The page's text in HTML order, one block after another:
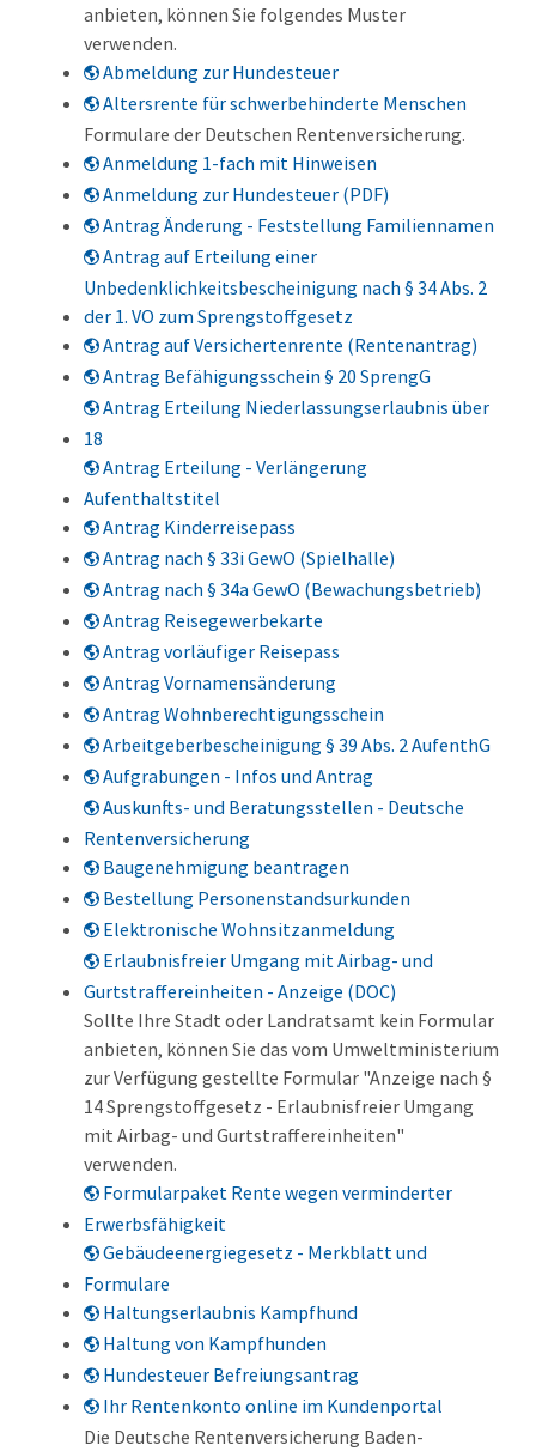
anbieten, können Sie folgendes Muster
verwenden.
Abmeldung zur Hundesteuer
Altersrente für schwerbehinderte Menschen
Formulare der Deutschen Rentenversicherung.
Anmeldung 1-fach mit Hinweisen
Anmeldung zur Hundesteuer (PDF)
Antrag Änderung - Feststellung Familiennamen
Antrag auf Erteilung einer
Unbedenklichkeitsbescheinigung nach § 34 Abs. 2
der 1. VO zum Sprengstoffgesetz
Antrag auf Versichertenrente (Rentenantrag)
Antrag Befähigungsschein § 20 SprengG
Antrag Erteilung Niederlassungserlaubnis über
18
Antrag Erteilung - Verlängerung
Aufenthaltstitel
Antrag Kinderreisepass
Antrag nach § 33i GewO (Spielhalle)
Antrag nach § 34a GewO (Bewachungsbetrieb)
Antrag Reisegewerbekarte
Antrag vorläufiger Reisepass
Antrag Vornamensänderung
Antrag Wohnberechtigungsschein
Arbeitgeberbescheinigung § 39 Abs. 2 AufenthG
Aufgrabungen - Infos und Antrag
Auskunfts- und Beratungsstellen - Deutsche
Rentenversicherung
Baugenehmigung beantragen
Bestellung Personenstandsurkunden
Elektronische Wohnsitzanmeldung
Erlaubnisfreier Umgang mit Airbag- und
Gurtstraffereinheiten - Anzeige (DOC)
Sollte Ihre Stadt oder Landratsamt kein Formular
anbieten, können Sie das vom Umweltministerium
zur Verfügung gestellte Formular "Anzeige nach §
14 Sprengstoffgesetz - Erlaubnisfreier Umgang
mit Airbag- und Gurtstraffereinheiten"
verwenden.
Formularpaket Rente wegen verminderter
Erwerbsfähigkeit
Gebäudeenergiegesetz - Merkblatt und
Formulare
Haltungserlaubnis Kampfhund
Haltung von Kampfhunden
Hundesteuer Befreiungsantrag
Ihr Rentenkonto online im Kundenportal
Die Deutsche Rentenversicherung Baden-